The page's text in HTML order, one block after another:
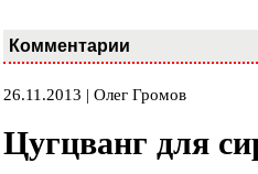
Комментарии
26.11.2013 | Олег Громов
Цугцванг для